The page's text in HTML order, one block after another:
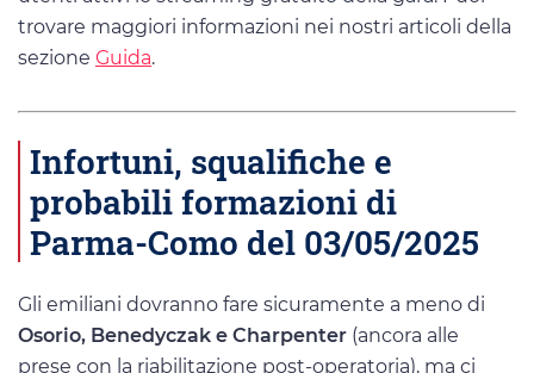
trovare maggiori informazioni nei nostri articoli della
sezione Guida.
Infortuni, squalifiche e
probabili formazioni di
Parma-Como del 03/05/2025
Gli emiliani dovranno fare sicuramente a meno di
Osorio, Benedyczak e Charpenter (ancora alle
prese con la riabilitazione post-operatoria), ma ci